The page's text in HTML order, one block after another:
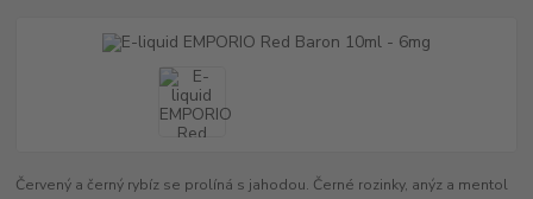
Červený a černý rybíz se prolíná s jahodou. Černé rozinky, anýz a mentol